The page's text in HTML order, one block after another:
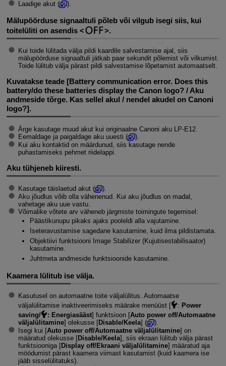
Laadige akut (
).
Mälupöörduse signaaltuli põleb või vilgub isegi siis, kui
toitelüliti on asendis
.
Kui toide lülitada välja pildi kaardile salvestamise ajal, siis
mälupöörduse signaaltuli jätkab paar sekundit põlemist või vilkumist.
Toide lülitub välja pärast pildi salvestamise lõpetamist automaatselt.
Kuvatakse teade [Battery communication error. Does this
battery/do these batteries display the Canon logo? / Aku
andmeside tõrge. Kas sellel akul / nendel akudel on Canoni
logo?].
Ärge kasutage muud akut kui originaalne Canoni aku LP-E12.
Eemaldage ja paigaldage aku uuesti (
).
Kui aku kontaktid on määrdunud, siis kasutage nende
puhastamiseks pehmet riidelappi.
Aku tühjeneb kiiresti.
Kasutage täislaetud akut (
).
Aku jõudlus võib olla vähenenud. Kui aku jõudlus on madal,
vahetage aku uue vastu.
Võimalike võtete arv väheneb järgmiste toimingute tegemisel:
Päästikunupu pikaks ajaks pooleldi alla vajutamine.
Iseteravustamise sagedane kasutamine, kuid ilma pildistamata.
Objektiivi funktsiooni Image Stabilizer (Kujutisestabilisaator)
kasutamine.
Juhtmeta andmeside funktsioonide kasutamine.
Kaamera lülitub ise välja.
Kasutusel on automaatne toite väljalülitus. Automaatse
väljalülitamise inaktiveerimiseks määrake menüüst [
: Power
saving/
: Energiasääst] funktsioon [Auto power off/Automaatne
väljalülitamine] olekusse [Disable/Keela] (
).
Isegi kui [Auto power off/Automaatne väljalülitamine] on
määratud olekusse [Disable/Keela], siis ekraan lülitub välja pärast
funktsiooniga [Display off/Ekraani väljalülitamine] määratud aja
möödumist pärast kaamera viimast kasutamist (kuid kaamera ise
jääb sisselülitatuks).